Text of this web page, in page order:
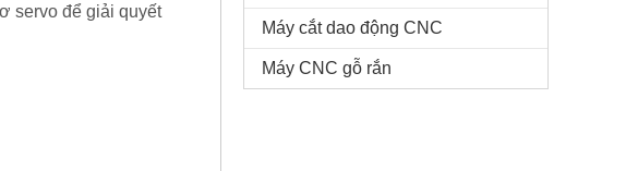
servo để giải quyết
Máy cắt dao động CNC
Máy CNC gỗ rắn